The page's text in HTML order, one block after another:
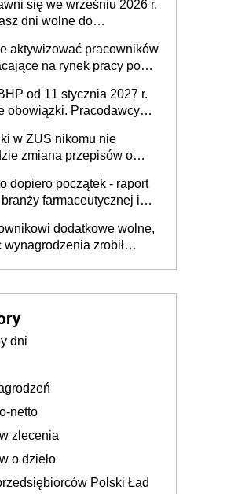
się we wrześniu 2026 r.
dni wolne do
aktywizować pracowników
na rynek pracy po
Powstanie Fundusz
w Zatrudnianiu?
od 11 stycznia 2027 r.
obowiązki. Pracodawcy
w ZUS nikomu nie
zmiana przepisów o
dopiero początek - raport
farmaceutycznej i
dodatkowe wolne,
wynagrodzenia zrobił
dni
netto
zlecenia
o dzieło
Polski Ład